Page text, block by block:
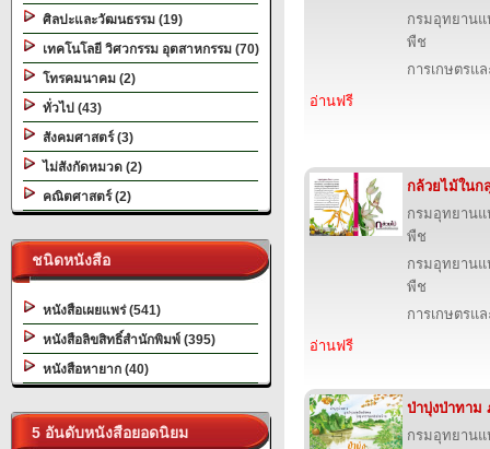
ศิลปะและวัฒนธรรม (19)
เทคโนโลยี วิศวกรรม อุตสาหกรรม (70)
โทรคมนาคม (2)
ทั่วไป (43)
สังคมศาสตร์ (3)
ไม่สังกัดหมวด (2)
คณิตศาสตร์ (2)
ชนิดหนังสือ
หนังสือเผยแพร่ (541)
หนังสือลิขสิทธิ์สำนักพิมพ์ (395)
หนังสือหายาก (40)
5 อันดับหนังสือยอดนิยม
กรมอุทยาน
พืช
การเกษตรแ
อ่านฟรี
กล้วยไม้ในก
กรมอุทยาน
พืช
กรมอุทยาน
พืช
การเกษตรแ
อ่านฟรี
ป่าบุ่งป่าทาม
กรมอุทยาน